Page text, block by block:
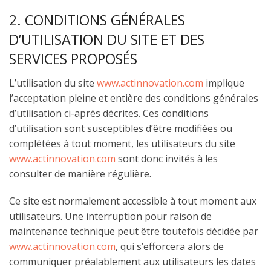
2. CONDITIONS GÉNÉRALES
D’UTILISATION DU SITE ET DES
SERVICES PROPOSÉS
L’utilisation du site www.actinnovation.com implique
l’acceptation pleine et entière des conditions générales
d’utilisation ci-après décrites. Ces conditions
d’utilisation sont susceptibles d’être modifiées ou
complétées à tout moment, les utilisateurs du site
www.actinnovation.com sont donc invités à les
consulter de manière régulière.
Ce site est normalement accessible à tout moment aux
utilisateurs. Une interruption pour raison de
maintenance technique peut être toutefois décidée par
www.actinnovation.com, qui s’efforcera alors de
communiquer préalablement aux utilisateurs les dates